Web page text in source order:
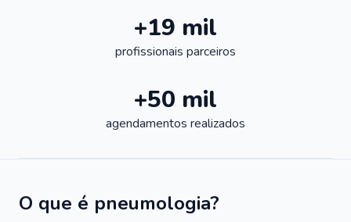
+19 mil
profissionais parceiros
+50 mil
agendamentos realizados
O que é pneumologia?